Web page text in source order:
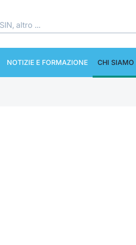
NOTIZIE E FORMAZIONE CHI SIAMO